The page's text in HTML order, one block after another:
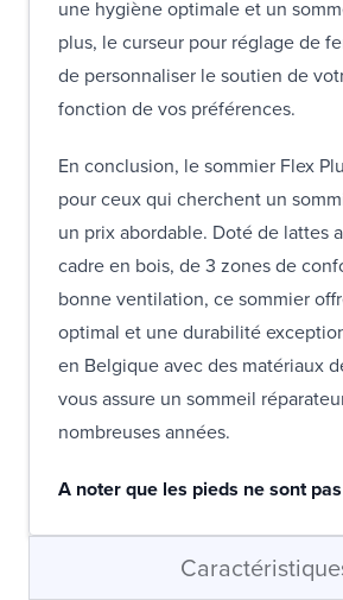
une hygiène optimale et un
plus, le curseur pour réglage de
de personnaliser le soutien de
fonction de vos préférences.
En conclusion, le sommier Flex
pour ceux qui cherchent un
un prix abordable. Doté de lattes
cadre en bois, de 3 zones de
bonne ventilation, ce sommier
optimal et une durabilité
en Belgique avec des matériaux
vous assure un sommeil
nombreuses années.
A noter que les pieds ne sont